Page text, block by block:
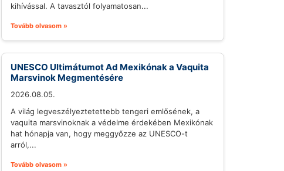
kihívással. A tavasztól folyamatosan...
Tovább olvasom »
UNESCO Ultimátumot Ad Mexikónak a Vaquita
Marsvinok Megmentésére
2026.08.05.
A világ legveszélyeztetettebb tengeri emlősének, a
vaquita marsvinoknak a védelme érdekében Mexikónak
hat hónapja van, hogy meggyőzze az UNESCO-t
arról,...
Tovább olvasom »